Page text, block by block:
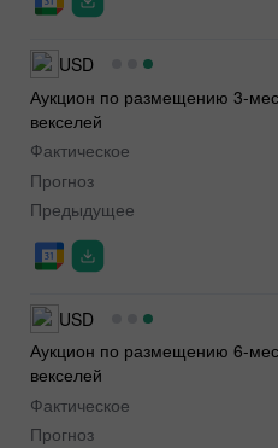
USD
Аукцион по размещению 3-
векселей
Фактическое
Прогноз
Предыдущее
USD
Аукцион по размещению 6-
векселей
Фактическое
Прогноз